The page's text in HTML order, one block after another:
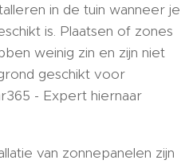
in de tuin wanneer je
is. Plaatsen of zones
weinig zin en zijn niet
geschikt voor
- Expert hiernaar
van zonnepanelen zijn